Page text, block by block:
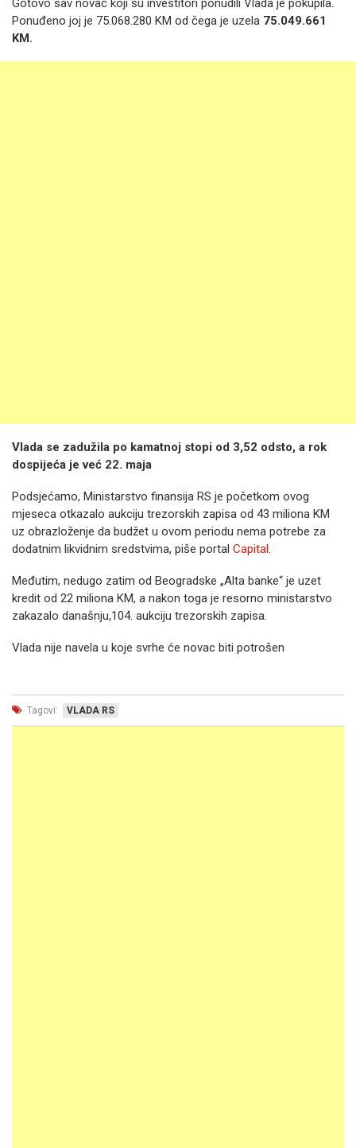
Gotovo sav novac koji su investitori ponudili Vlada je pokupila.
Ponuđeno joj je 75.068.280 KM od čega je uzela 75.049.661
KM.
Vlada se zadužila po kamatnoj stopi od 3,52 odsto, a rok
dospijeća je već 22. maja
Podsjećamo, Ministarstvo finansija RS je početkom ovog
mjeseca otkazalo aukciju trezorskih zapisa od 43 miliona KM
uz obrazloženje da budžet u ovom periodu nema potrebe za
dodatnim likvidnim sredstvima, piše portal Capital.
Međutim, nedugo zatim od Beogradske „Alta banke“ je uzet
kredit od 22 miliona KM, a nakon toga je resorno ministarstvo
zakazalo današnju,104. aukciju trezorskih zapisa.
Vlada nije navela u koje svrhe će novac biti potrošen
Tagovi: VLADA RS